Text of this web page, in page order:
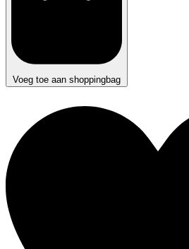
Voeg toe aan shoppingbag